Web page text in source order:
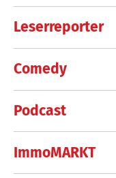
Leserreporter
Comedy
Podcast
ImmoMARKT